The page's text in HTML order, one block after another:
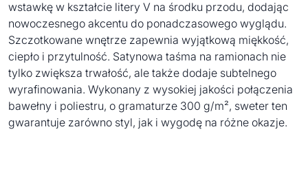
wstawkę w kształcie litery V na środku przodu, dodając
nowoczesnego akcentu do ponadczasowego wyglądu.
Szczotkowane wnętrze zapewnia wyjątkową miękkość,
ciepło i przytulność. Satynowa taśma na ramionach nie
tylko zwiększa trwałość, ale także dodaje subtelnego
wyrafinowania. Wykonany z wysokiej jakości połączenia
bawełny i poliestru, o gramaturze 300 g/m², sweter ten
gwarantuje zarówno styl, jak i wygodę na różne okazje.